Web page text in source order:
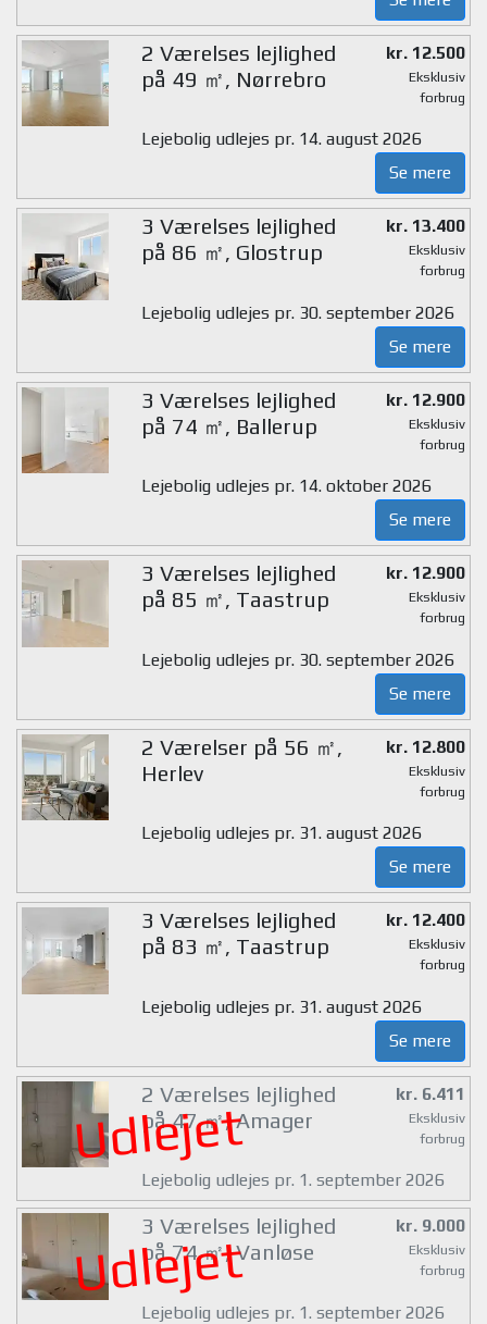
2 Værelses lejlighed
på 49 ㎡, Nørrebro
kr. 12.500
Eksklusiv
forbrug
Lejebolig udlejes pr. 14. august 2026
Se mere
3 Værelses lejlighed
på 86 ㎡, Glostrup
kr. 13.400
Eksklusiv
forbrug
Lejebolig udlejes pr. 30. september 2026
Se mere
3 Værelses lejlighed
på 74 ㎡, Ballerup
kr. 12.900
Eksklusiv
forbrug
Lejebolig udlejes pr. 14. oktober 2026
Se mere
3 Værelses lejlighed
på 85 ㎡, Taastrup
kr. 12.900
Eksklusiv
forbrug
Lejebolig udlejes pr. 30. september 2026
Se mere
2 Værelser på 56 ㎡,
Herlev
kr. 12.800
Eksklusiv
forbrug
Lejebolig udlejes pr. 31. august 2026
Se mere
3 Værelses lejlighed
på 83 ㎡, Taastrup
kr. 12.400
Eksklusiv
forbrug
Lejebolig udlejes pr. 31. august 2026
Se mere
Udlejet
2 Værelses lejlighed
på 47 ㎡, Amager
kr. 6.411
Eksklusiv
forbrug
Lejebolig udlejes pr. 1. september 2026
Udlejet
3 Værelses lejlighed
på 74 ㎡, Vanløse
kr. 9.000
Eksklusiv
forbrug
Lejebolig udlejes pr. 1. september 2026